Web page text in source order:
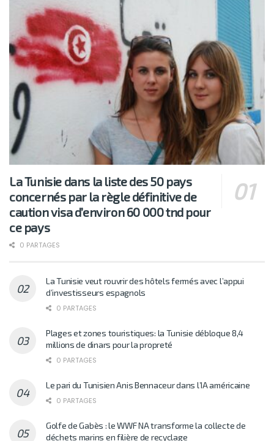
La Tunisie dans la liste des 50 pays
concernés par la règle définitive de
caution visa d’environ 60 000 tnd pour
ce pays
0 PARTAGES
La Tunisie veut rouvrir des hôtels fermés avec l’appui
d’investisseurs espagnols
0 PARTAGES
Plages et zones touristiques: la Tunisie débloque 8,4
millions de dinars pour la propreté
0 PARTAGES
Le pari du Tunisien Anis Bennaceur dans l’IA américaine
0 PARTAGES
Golfe de Gabès : le WWF NA transforme la collecte de
déchets marins en filière de recyclage